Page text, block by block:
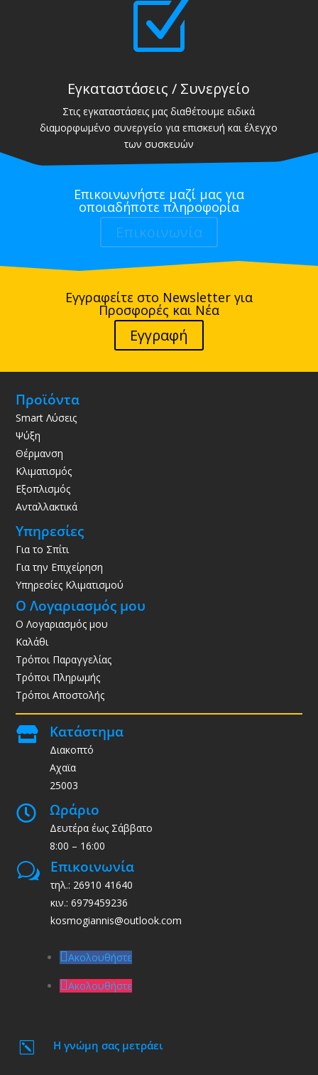
Z
Εγκαταστάσεις / Συνεργείο
Στις εγκαταστάσεις μας διαθέτουμε ειδικά
διαμορφωμένο συνεργείο για επισκευή και έλεγχο
των συσκευών
Επικοινωνήστε μαζί μας για
οποιαδήποτε πληροφορία
Επικοινωνία
Εγγραφείτε στο Newsletter για
Προσφορές και Νέα
Εγγραφή
Προϊόντα
Smart Λύσεις
Ψύξη
Θέρμανση
Κλιματισμός
Εξοπλισμός
Ανταλλακτικά
Υπηρεσίες
Για το Σπίτι
Για την Επιχείρηση
Υπηρεσίες Κλιματισμού
Ο Λογαριασμός μου
Ο Λογαριασμός μου
Καλάθι
Τρόποι Παραγγελίας
Τρόποι Πληρωμής
Τρόποι Αποστολής
 Κατάστημα
Διακοπτό
Αχαϊα
25003
 Ωράριο
Δευτέρα έως Σάββατο
8:00 – 16:00
w Επικοινωνία
τηλ.: 26910 41640
κιν.: 6979459236
kosmogiannis@outlook.com
Ακολουθήστε
Ακολουθήστε
k Η γνώμη σας μετράει